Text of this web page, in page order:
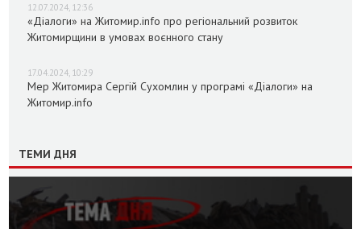
12.07.2024, 12:36
«Діалоги» на Житомир.info про регіональний розвиток
Житомирщини в умовах воєнного стану
17.04.2024, 10:29
Мер Житомира Сергій Сухомлин у програмі «Діалоги» на
Житомир.info
ТЕМИ ДНЯ